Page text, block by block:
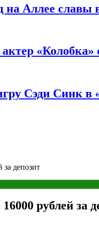
на Аллее славы
«Колобка»
Сэди Синк в
за депозит
рублей за